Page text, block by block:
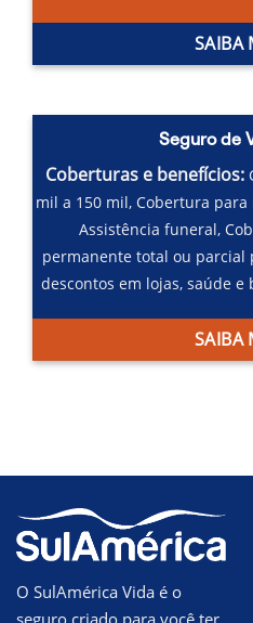
SAIBA
Seguro de
Coberturas e benefícios:
mil a 150 mil, Cobertura
Assistência funeral,
permanente total ou parcial
descontos em lojas, saúde e
SAIBA
O SulAmérica Vida é o
seguro criado para você ter